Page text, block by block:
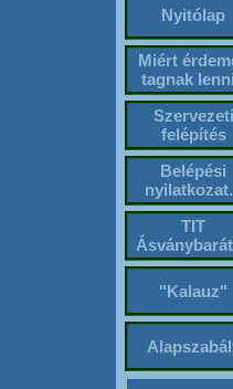
Nyitólap
Miért
tagnak
Szervezeti
felépítés
Belépési
TIT
"Kalauz"